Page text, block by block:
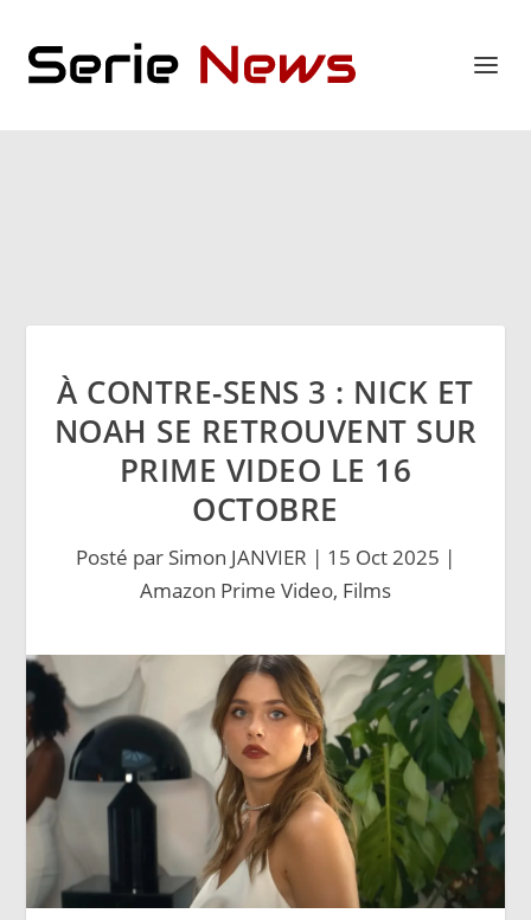
À CONTRE-SENS 3 : NICK ET
NOAH SE RETROUVENT SUR
PRIME VIDEO LE 16
OCTOBRE
Posté par Simon JANVIER | 15 Oct 2025 |
Amazon Prime Video, Films